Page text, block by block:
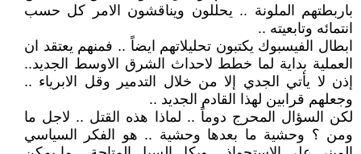
باربطتهم الملونة .. يحللون ويناقشون الامر كل حسب
انتمائه وتابعيته ..
ابطال الفيسبوك يكتبون تحليلاتهم ايضاً .. فمنهم يعتقد ان
العملية بداية لما خطط لاحداث الشرق الاوسط الجديد..
إذن لا يأتي الجدي إلا من خلال التدمير وقل الابرياء ..
وجعلهم قرابين لهذا القادم الجديد ..
لكن السؤال المحرج دوماً .. لماذا هذه القتل .. لاجل ما
ومن ؟ وحشية ما بعدها وحشية .. هو الفكر السياسي